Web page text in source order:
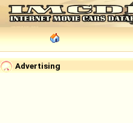
Advertising